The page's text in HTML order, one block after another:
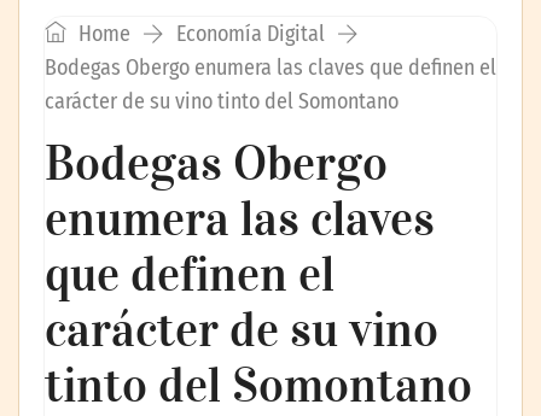
Home
Economía Digital
Bodegas Obergo enumera las claves que definen el
carácter de su vino tinto del Somontano
Bodegas Obergo
enumera las claves
que definen el
carácter de su vino
tinto del Somontano